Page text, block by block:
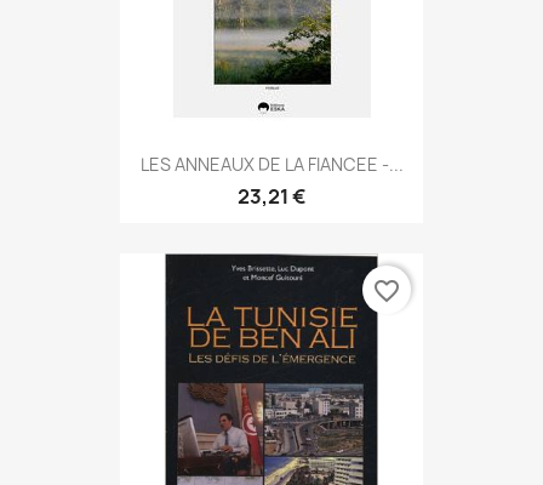
LES ANNEAUX DE LA FIANCEE -...
23,21 €
favorite_border